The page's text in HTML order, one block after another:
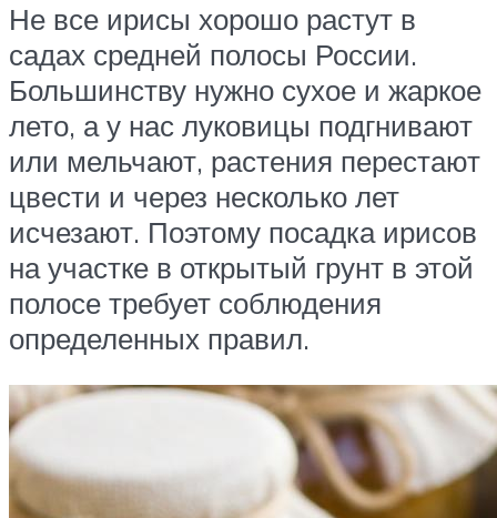
Не все ирисы хорошо растут в
садах средней полосы России.
Большинству нужно сухое и жаркое
лето, а у нас луковицы подгнивают
или мельчают, растения перестают
цвести и через несколько лет
исчезают. Поэтому посадка ирисов
на участке в открытый грунт в этой
полосе требует соблюдения
определенных правил.